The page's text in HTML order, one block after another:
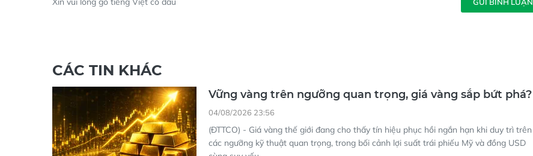
Xin vui lòng gõ tiếng Việt có dấu GỬI BÌNH LUẬN
CÁC TIN KHÁC
Vững vàng trên ngưỡng quan trọng, giá vàng sắp bứt phá?
04/08/2026 23:56
(ĐTTCO) - Giá vàng thế giới đang cho thấy tín hiệu phục hồi ngắn hạn khi duy trì trên
các ngưỡng kỹ thuật quan trọng, trong bối cảnh lợi suất trái phiếu Mỹ và đồng USD